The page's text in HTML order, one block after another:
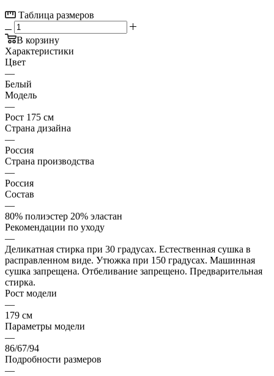
Таблица размеров
В корзину
Характеристики
Цвет
—
Белый
Модель
—
Рост 175 см
Страна дизайна
—
Россия
Страна производства
—
Россия
Состав
—
80% полиэстер 20% эластан
Рекомендации по уходу
—
Деликатная стирка при 30 градусах. Естественная сушка в
расправленном виде. Утюжка при 150 градусах. Машинная
сушка запрещена. Отбеливание запрещено. Предварительная
стирка.
Рост модели
—
179 см
Параметры модели
—
86/67/94
Подробности размеров
—